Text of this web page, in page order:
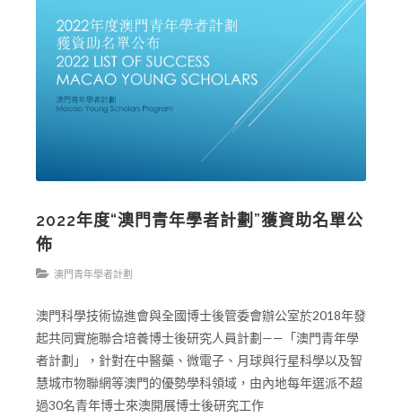
2022年度“澳門青年學者計劃”獲資助名單公
佈
澳門青年學者計劃
澳門科學技術協進會與全國博士後管委會辦公室於2018年發
起共同實施聯合培養博士後研究人員計劃——「澳門青年學
者計劃」，針對在中醫藥、微電子、月球與行星科學以及智
慧城市物聯網等澳門的優勢學科領域，由內地每年選派不超
過30名青年博士來澳開展博士後研究工作